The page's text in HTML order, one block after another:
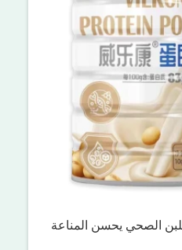
الصحي يحسن المناعة